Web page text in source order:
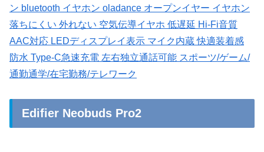
ン bluetooth イヤホン oladance オープンイヤー イヤホン
落ちにくい 外れない 空気伝導イヤホ 低遅延 Hi-Fi音質
AAC対応 LEDディスプレイ表示 マイク内蔵 快適装着感
防水 Type-C急速充電 左右独立通話可能 スポーツ/ゲーム/
通勤通学/在宅勤務/テレワーク
Edifier Neobuds Pro2